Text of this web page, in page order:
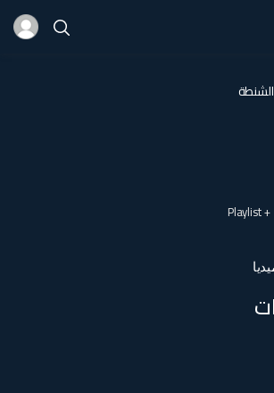
الشنطة
+ Playlist